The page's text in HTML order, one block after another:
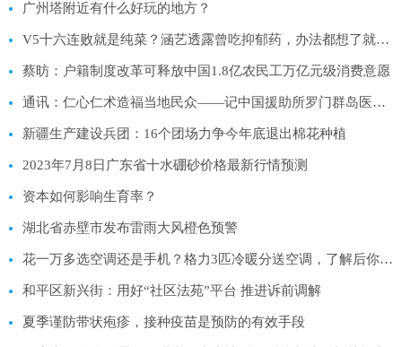
广州塔附近有什么好玩的地方？
V5十六连败就是纯菜？涵艺透露曾吃抑郁药，办法都想了就是赢不了
蔡昉：户籍制度改革可释放中国1.8亿农民工万亿元级消费意愿
通讯：仁心仁术造福当地民众——记中国援助所罗门群岛医疗队
新疆生产建设兵团：16个团场力争今年底退出棉花种植
2023年7月8日广东省十水硼砂价格最新行情预测
资本如何影响生育率？
湖北省赤壁市发布雷雨大风橙色预警
花一万多选空调还是手机？格力3匹冷暖分送空调，了解后你就懂了
和平区新兴街：用好“社区法苑”平台 推进诉前调解
夏季谨防带状疱疹，接种疫苗是预防的有效手段